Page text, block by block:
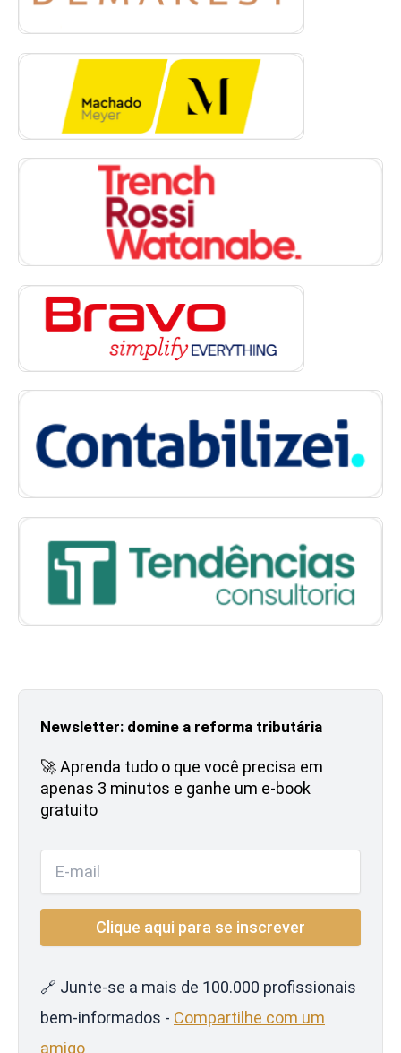
Newsletter: domine a reforma tributária
🚀 Aprenda tudo o que você precisa em
apenas 3 minutos e ganhe um e-book
gratuito
🔗 Junte-se a mais de 100.000 profissionais
bem-informados - Compartilhe com um
amigo